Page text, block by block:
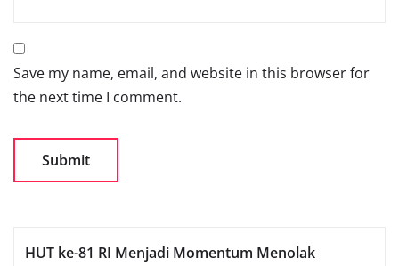
Save my name, email, and website in this browser for
the next time I comment.
HUT ke-81 RI Menjadi Momentum Menolak